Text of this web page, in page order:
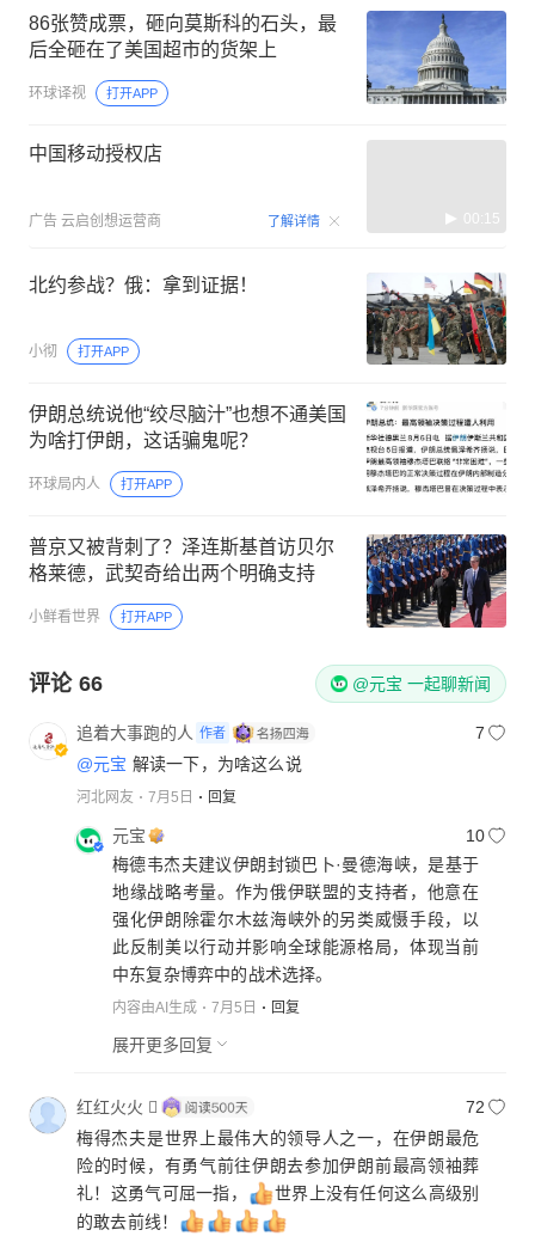
86张赞成票，砸向莫斯科的石头，最
后全砸在了美国超市的货架上
环球译视 打开APP
中国移动授权店
广告 云启创想运营商 了解详情 00:15
北约参战？俄：拿到证据！
小彻 打开APP
伊朗总统说他“绞尽脑汁”也想不通美国
为啥打伊朗，这话骗鬼呢？
环球局内人 打开APP
普京又被背刺了？泽连斯基首访贝尔
格莱德，武契奇给出两个明确支持
小鲜看世界 打开APP
评论 66 @元宝 一起聊新闻
追着大事跑的人 作者
7
@元宝 解读一下，为啥这么说
河北网友 7月5日 回复
元宝
10
梅德韦杰夫建议伊朗封锁巴卜·曼德海峡，是基于
地缘战略考量。作为俄伊联盟的支持者，他意在
强化伊朗除霍尔木兹海峡外的另类威慑手段，以
此反制美以行动并影响全球能源格局，体现当前
中东复杂博弈中的战术选择。
内容由AI生成 7月5日 回复
展开更多回复
红红火火 
72
梅得杰夫是世界上最伟大的领导人之一，在伊朗最危
险的时候，有勇气前往伊朗去参加伊朗前最高领袖葬
礼！这勇气可屈一指，
世界上没有任何这么高级别
的敢去前线！